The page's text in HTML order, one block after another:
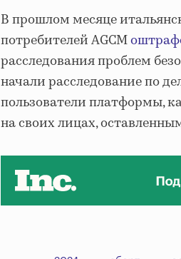
В прошлом месяце
потребителей AGCM
расследования проблем
начали расследование по
пользователи платформы,
на своих лицах,